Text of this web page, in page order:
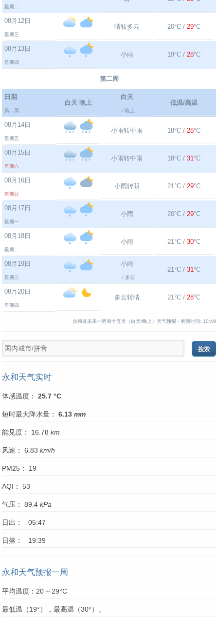
星期二
08月12日
星期三
晴转多云 20°C / 29°C
08月13日
星期四
小雨 19°C / 28°C
第二周
日期
第二周
白天 晚上
白天
/ 晚上
低温/高温
08月14日
星期五
小雨转中雨 18°C / 28°C
08月15日
星期六
小雨转中雨 18°C / 31°C
08月16日
星期日
小雨转阴 21°C / 29°C
08月17日
星期一
小雨 20°C / 29°C
08月18日
星期二
小雨 21°C / 30°C
08月19日
星期三
小雨
/ 多云
21°C / 31°C
08月20日
星期四
多云转晴 21°C / 28°C
永和县未来一周和十五天（白天/晚上）天气预报 - 更新时间: 10:49
永和天气实时
体感温度： 25.7 °C
短时最大降水量： 6.13 mm
能见度： 16.78 km
风速： 6.83 km/h
PM25： 19
AQI： 53
气压： 89.4 kPa
日出： 05:47
日落： 19:39
永和天气预报一周
平均温度：20 ~ 29°C
最低温（19°），最高温（30°）。